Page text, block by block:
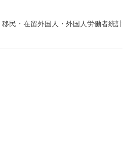
民・在留外国人・外国人労働者統計